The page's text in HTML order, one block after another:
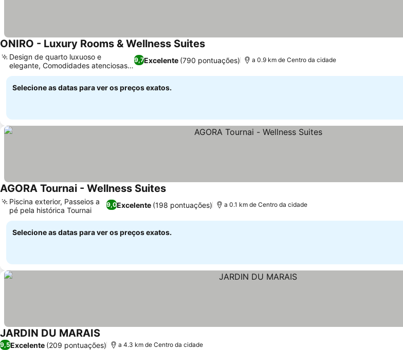
ONIRO - Luxury Rooms & Wellness Suites
9,7Excelente (790 pontuações)
Design de quarto luxuoso e
elegante, Comodidades atenciosas
no quarto
a 0.9 km de Centro da cidade
Selecione as datas para ver os preços exatos.
AGORA Tournai - Wellness Suites
9,0Excelente (198 pontuações)
Piscina exterior, Passeios a
pé pela histórica Tournai
a 0.1 km de Centro da cidade
Selecione as datas para ver os preços exatos.
JARDIN DU MARAIS
9,5Excelente (209 pontuações) a 4.3 km de Centro da cidade